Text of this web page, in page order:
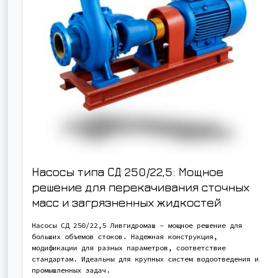
Насосы типа СД 250/22,5: Мощное
решение для перекачивания сточных
масс и загрязненных жидкостей
Насосы СД 250/22,5 Ливгидромаш – мощное решение для
больших объемов стоков. Надежная конструкция,
модификации для разных параметров, соответствие
стандартам. Идеальны для крупных систем водоотведения и
промышленных задач.